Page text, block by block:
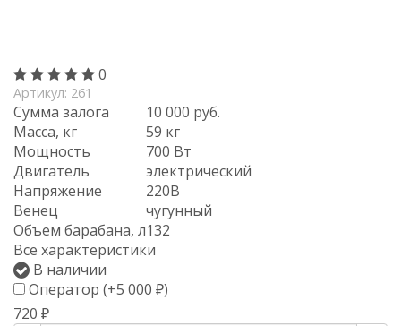
0
Артикул: 261
Сумма залога
10 000 руб.
Масса, кг
59 кг
Мощность
700 Вт
Двигатель
электрический
Напряжение
220В
Венец
чугунный
Объем барабана, л132
Все характеристики
В наличии
Оператор (+5 000 ₽)
720 ₽